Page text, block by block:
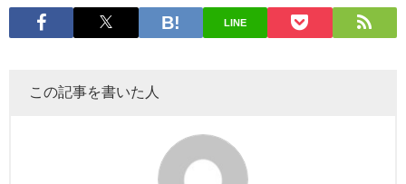
LINE
この記事を書いた人